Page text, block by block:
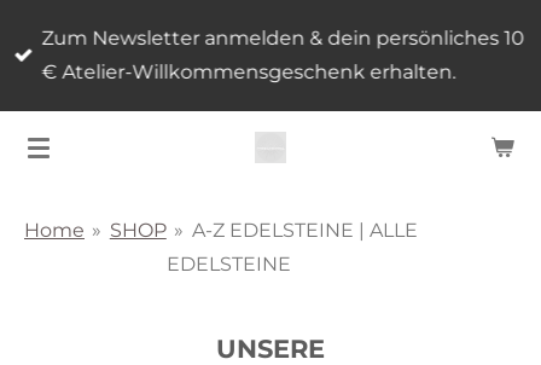
Zum
Hauptinhalt
Zum Newsletter anmelden & dein persönliches 10
€ Atelier-Willkommensgeschenk erhalten.
Home » SHOP » A-Z EDELSTEINE | ALLE
EDELSTEINE
UNSERE